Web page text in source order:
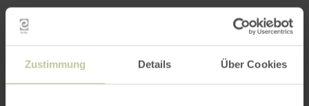
Zustimmung Details Über Cookies